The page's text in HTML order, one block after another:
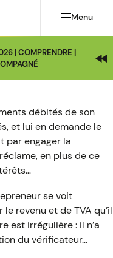
Menu
| COMPRENDRE |
débités de son
et lui en demande le
par engager la
en plus de ce
se voit
revenu et de TVA qu’il
est irrégulière : il n’a
du vérificateur…